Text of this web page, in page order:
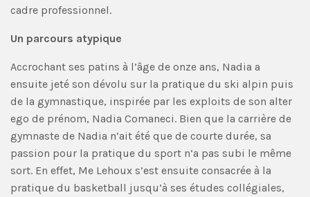
cadre professionnel.
Un parcours atypique
Accrochant ses patins à l’âge de onze ans, Nadia a
ensuite jeté son dévolu sur la pratique du ski alpin puis
de la gymnastique, inspirée par les exploits de son alter
ego de prénom, Nadia Comaneci. Bien que la carrière de
gymnaste de Nadia n’ait été que de courte durée, sa
passion pour la pratique du sport n’a pas subi le même
sort. En effet, Me Lehoux s’est ensuite consacrée à la
pratique du basketball jusqu’à ses études collégiales,